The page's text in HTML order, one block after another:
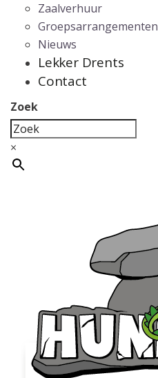
Zaalverhuur
Groepsarrangementen
Nieuws
Lekker Drents
Contact
Zoek
×